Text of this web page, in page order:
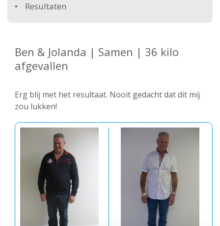
Resultaten
Ben & Jolanda | Samen | 36 kilo
afgevallen
Erg blij met het resultaat. Nooit gedacht dat dit mij
zou lukken!